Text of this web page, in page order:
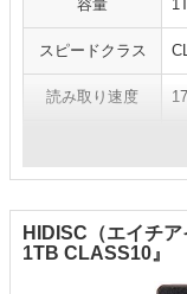
容量
スピードクラス
読み取り速度
HIDISC（エイチ
1TB CLASS10』